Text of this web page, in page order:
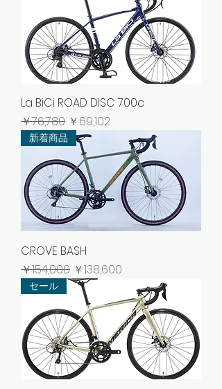
La BiCi ROAD DISC 700c
通常価格
￥76,780 セール価格
￥69,102
新着商品
CROVE BASH
通常価格
￥154,000 セール価格
￥138,600
セール